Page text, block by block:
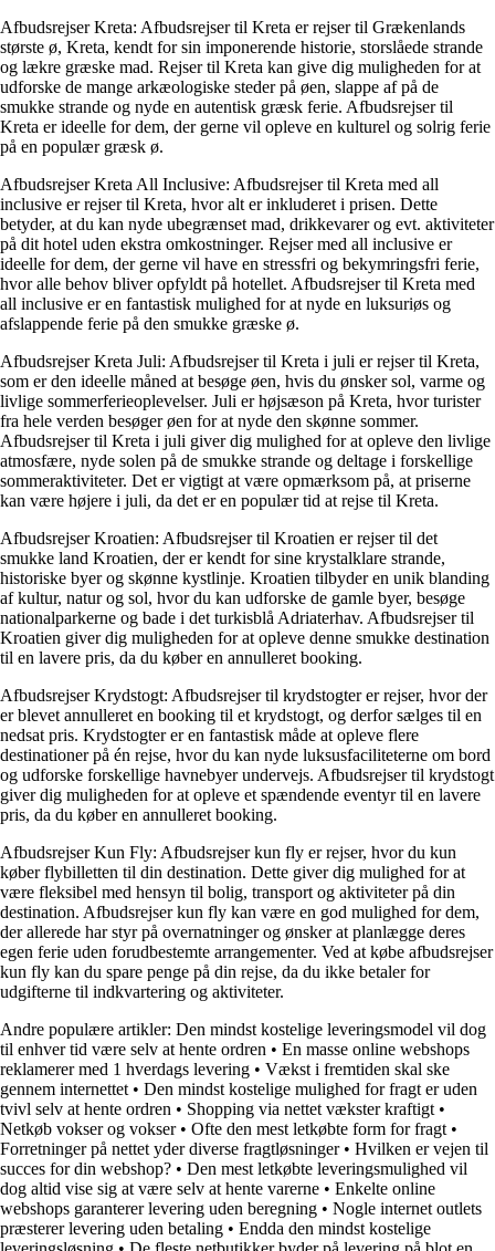
Afbudsrejser Kreta: Afbudsrejser til Kreta er rejser til Grækenlands
største ø, Kreta, kendt for sin imponerende historie, storslåede strande
og lækre græske mad. Rejser til Kreta kan give dig muligheden for at
udforske de mange arkæologiske steder på øen, slappe af på de
smukke strande og nyde en autentisk græsk ferie. Afbudsrejser til
Kreta er ideelle for dem, der gerne vil opleve en kulturel og solrig ferie
på en populær græsk ø.
Afbudsrejser Kreta All Inclusive: Afbudsrejser til Kreta med all
inclusive er rejser til Kreta, hvor alt er inkluderet i prisen. Dette
betyder, at du kan nyde ubegrænset mad, drikkevarer og evt. aktiviteter
på dit hotel uden ekstra omkostninger. Rejser med all inclusive er
ideelle for dem, der gerne vil have en stressfri og bekymringsfri ferie,
hvor alle behov bliver opfyldt på hotellet. Afbudsrejser til Kreta med
all inclusive er en fantastisk mulighed for at nyde en luksuriøs og
afslappende ferie på den smukke græske ø.
Afbudsrejser Kreta Juli: Afbudsrejser til Kreta i juli er rejser til Kreta,
som er den ideelle måned at besøge øen, hvis du ønsker sol, varme og
livlige sommerferieoplevelser. Juli er højsæson på Kreta, hvor turister
fra hele verden besøger øen for at nyde den skønne sommer.
Afbudsrejser til Kreta i juli giver dig mulighed for at opleve den livlige
atmosfære, nyde solen på de smukke strande og deltage i forskellige
sommeraktiviteter. Det er vigtigt at være opmærksom på, at priserne
kan være højere i juli, da det er en populær tid at rejse til Kreta.
Afbudsrejser Kroatien: Afbudsrejser til Kroatien er rejser til det
smukke land Kroatien, der er kendt for sine krystalklare strande,
historiske byer og skønne kystlinje. Kroatien tilbyder en unik blanding
af kultur, natur og sol, hvor du kan udforske de gamle byer, besøge
nationalparkerne og bade i det turkisblå Adriaterhav. Afbudsrejser til
Kroatien giver dig muligheden for at opleve denne smukke destination
til en lavere pris, da du køber en annulleret booking.
Afbudsrejser Krydstogt: Afbudsrejser til krydstogter er rejser, hvor der
er blevet annulleret en booking til et krydstogt, og derfor sælges til en
nedsat pris. Krydstogter er en fantastisk måde at opleve flere
destinationer på én rejse, hvor du kan nyde luksusfaciliteterne om bord
og udforske forskellige havnebyer undervejs. Afbudsrejser til krydstogt
giver dig muligheden for at opleve et spændende eventyr til en lavere
pris, da du køber en annulleret booking.
Afbudsrejser Kun Fly: Afbudsrejser kun fly er rejser, hvor du kun
køber flybilletten til din destination. Dette giver dig mulighed for at
være fleksibel med hensyn til bolig, transport og aktiviteter på din
destination. Afbudsrejser kun fly kan være en god mulighed for dem,
der allerede har styr på overnatninger og ønsker at planlægge deres
egen ferie uden forudbestemte arrangementer. Ved at købe afbudsrejser
kun fly kan du spare penge på din rejse, da du ikke betaler for
udgifterne til indkvartering og aktiviteter.
Andre populære artikler: Den mindst kostelige leveringsmodel vil dog
til enhver tid være selv at hente ordren • En masse online webshops
reklamerer med 1 hverdags levering • Vækst i fremtiden skal ske
gennem internettet • Den mindst kostelige mulighed for fragt er uden
tvivl selv at hente ordren • Shopping via nettet vækster kraftigt •
Netkøb vokser og vokser• Ofte den mest letkøbte form for fragt •
Forretninger på nettet yder diverse fragtløsninger• Hvilken er vejen til
succes for din webshop? • Den mest letkøbte leveringsmulighed vil
dog altid vise sig at være selv at hente varerne • Enkelte online
webshops garanterer levering uden beregning • Nogle internet outlets
præsterer levering uden betaling • Endda den mindst kostelige